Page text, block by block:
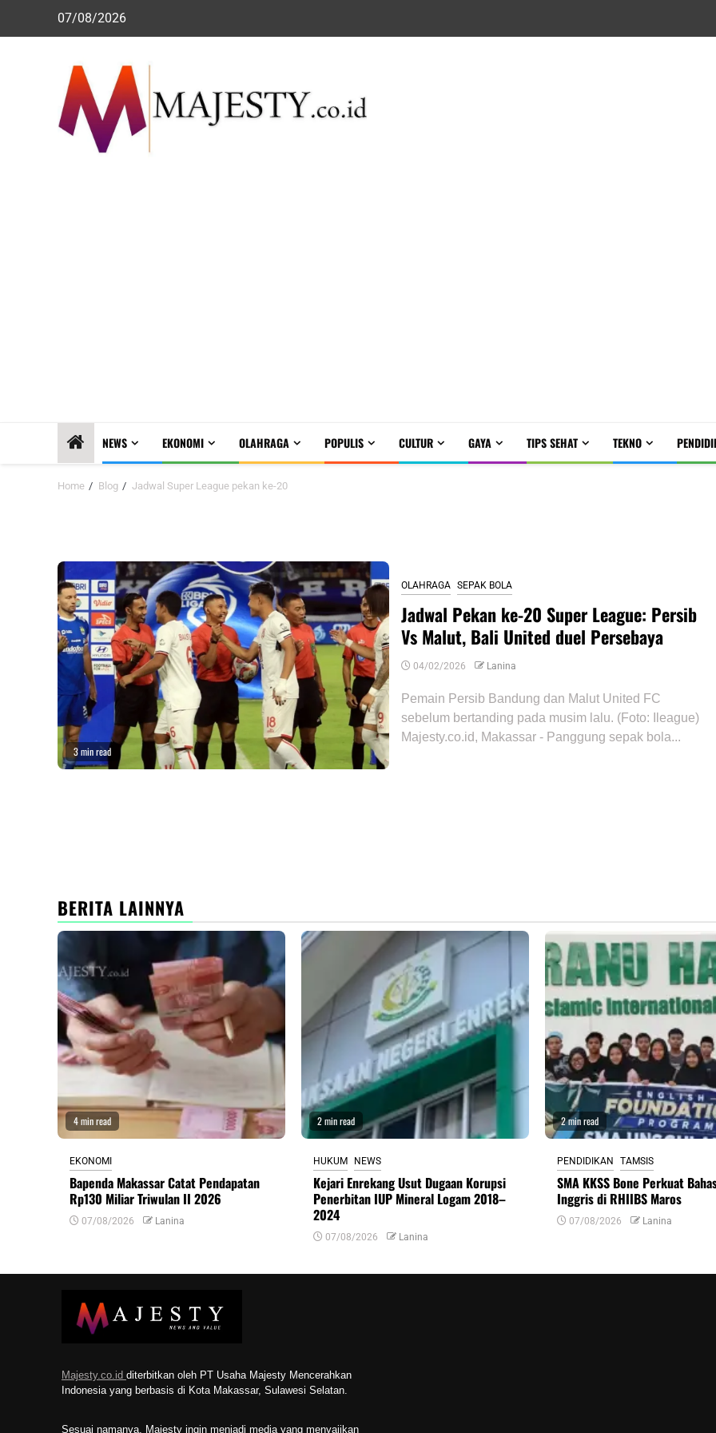
07/08/2026
NEWS EKONOMI OLAHRAGA POPULIS CULTUR GAYA TIPS SEHAT TEKNO
Home Blog Jadwal Super League pekan ke-20
3 min read
OLAHRAGA SEPAK BOLA
Jadwal Pekan ke-20 Super League: Persib
Vs Malut, Bali United duel Persebaya
04/02/2026 Lanina
Pemain Persib Bandung dan Malut United FC
sebelum bertanding pada musim lalu. (Foto: Ileague)
Majesty.co.id, Makassar - Panggung sepak bola...
BERITA LAINNYA
4 min read
EKONOMI
Bapenda Makassar Catat Pendapatan
Rp130 Miliar Triwulan II 2026
07/08/2026 Lanina
2 min read
HUKUM NEWS
Kejari Enrekang Usut Dugaan Korupsi
Penerbitan IUP Mineral Logam 2018–
2024
07/08/2026 Lanina
2 min read
PENDIDIKAN TAMSIS
SMA KKSS Bone Perkuat
Inggris di RHIIBS Maros
07/08/2026 Lanina
Majesty.co.id diterbitkan oleh PT Usaha Majesty Mencerahkan
Indonesia yang berbasis di Kota Makassar, Sulawesi Selatan.
Sesuai namanya, Majesty ingin menjadi media yang menyajikan